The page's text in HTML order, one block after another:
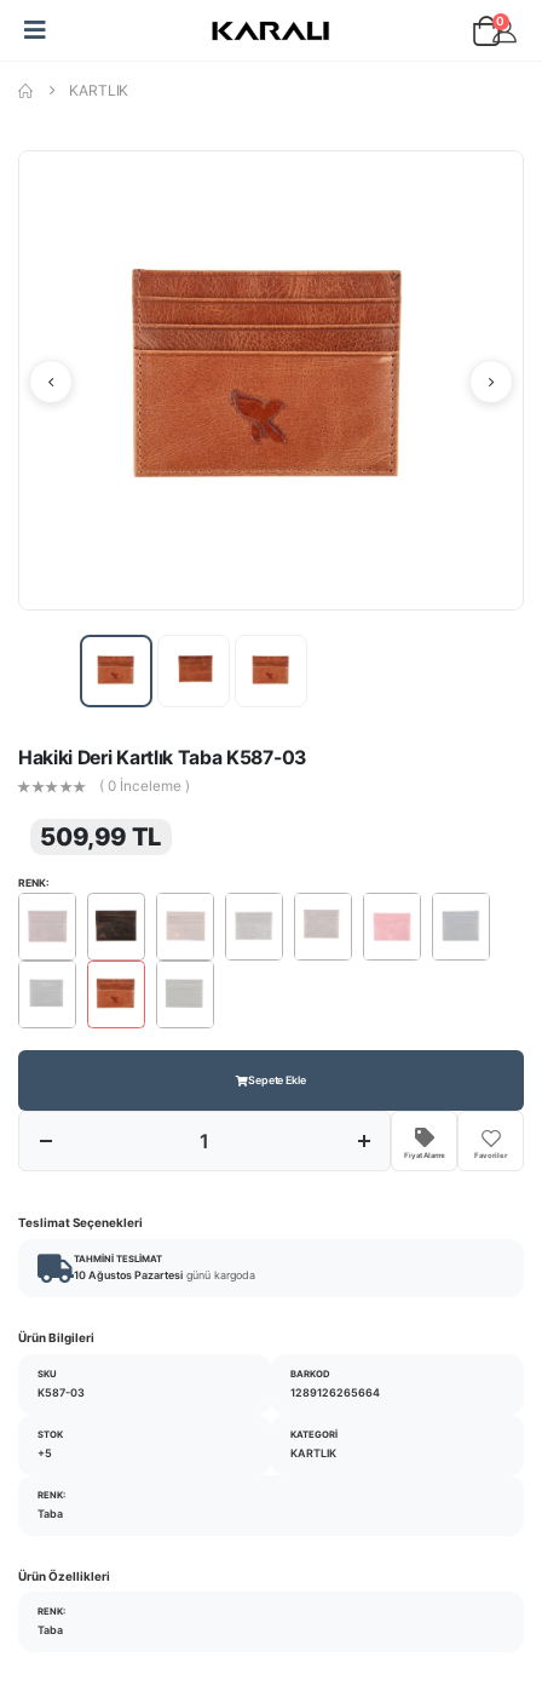
0
KARTLIK
Hakiki Deri Kartlık Taba K587-03
( 0 İnceleme )
509,99 TL
RENK:
Sepete Ekle
Fiyat Alarmı Favoriler
Teslimat Seçenekleri
TAHMINI TESLIMAT
10 Ağustos Pazartesi günü kargoda
Ürün Bilgileri
SKU
K587-03
BARKOD
1289126265664
STOK
+5
KATEGORI
KARTLIK
RENK:
Taba
Ürün Özellikleri
RENK:
Taba